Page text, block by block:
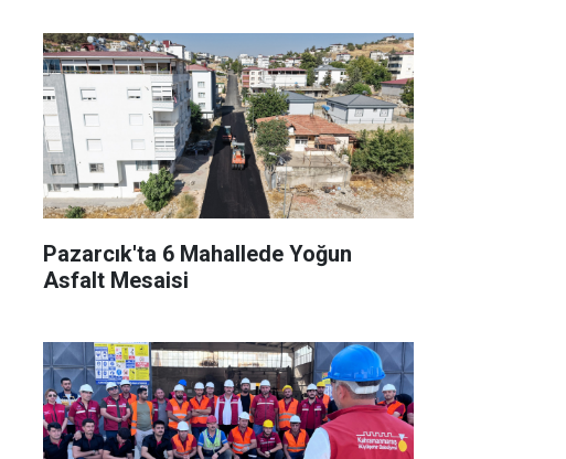
Pazarcık'ta 6 Mahallede Yoğun
Asfalt Mesaisi